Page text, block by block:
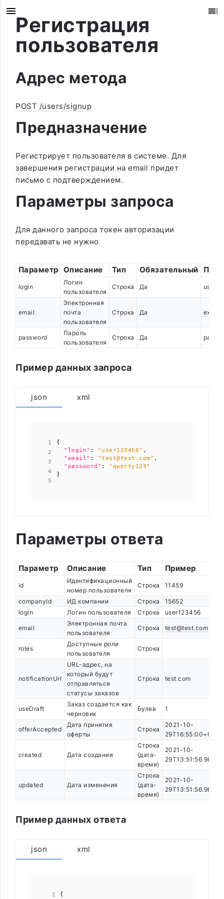
Регистрация
пользователя
Адрес метода
POST /users/signup
Предназначение
Регистрирует пользователя в системе. Для
завершения регистрации на email придет
письмо с подтверждением.
Параметры запроса
Для данного запроса токен авторизации
передавать не нужно
Параметр Описание Тип Обязательный
login
Логин
пользователя
Строка Да user
email
Электронная
почта
пользователя
Строка Да
password
Пароль
пользователя
Строка Да pass
Пример данных запроса
json
{
"login" : "user123456" ,
"email" : "test@test.com" ,
"password" :
"qwerty123"
}
xml
Параметры ответа
Параметр Описание Тип Пример
id
Идентификационный
номер пользователя
Строка 11459
companyId ИД компании Строка
15652
login
Логин пользователя Строка user123456
email
Электронная почта
пользователя
Строка test@test.com
roles
Доступные роли
пользователя
Строка
notificationUrl
URL-адрес, на
который будут
отправляться
статусы заказов
Строка test.com
useDraft
Заказ создается как
черновик
Булев 1
offerAccepted
Дата принятия
оферты
Строка
2021-10-
created Дата создания
Строка
(дата-
время)
2021-10-
29T13:51:56.987Z
updated Дата изменения
Строка
(дата-
время)
2021-10-
29T13:51:56.987Z
Пример данных ответа
json
{
xml